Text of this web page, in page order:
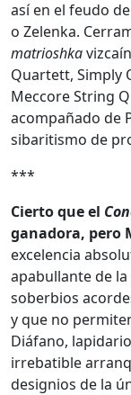
así en el feudo
o Zelenka.
matrioshka
Quartett, Simply
Meccore String
acompañado de
sibaritismo de
***
Cierto que el
ganadora, pero
excelencia
apabullante de
soberbios
y que no
Diáfano,
irrebatible
designios de la